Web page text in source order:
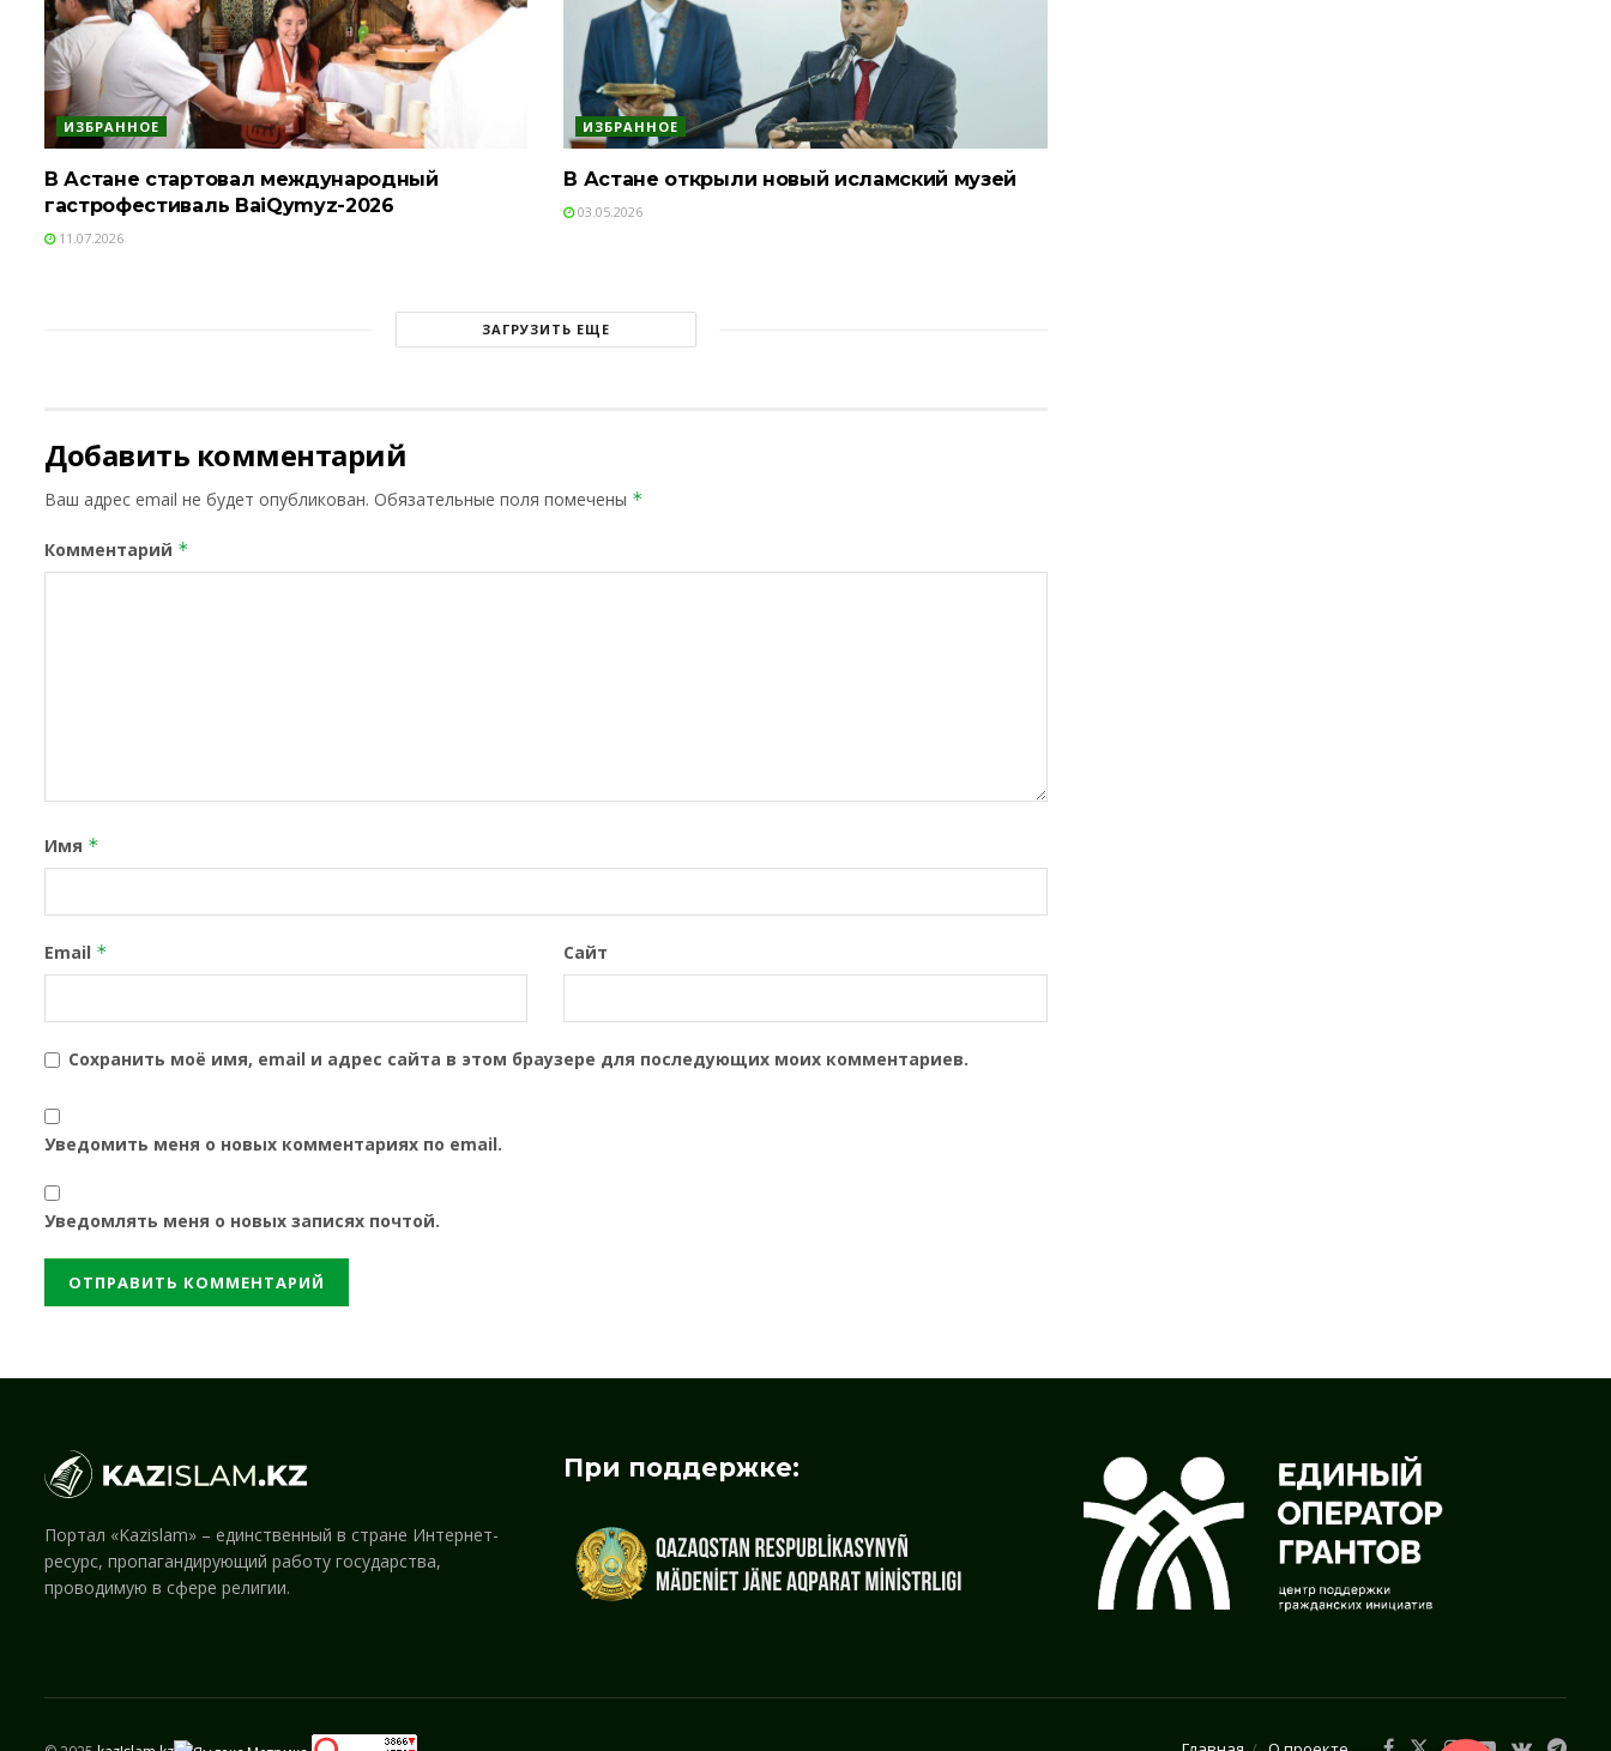
ИЗБРАННОЕ
В Астане стартовал международный
гастрофестиваль BaiQymyz-2026
11.07.2026
ИЗБРАННОЕ
В Астане открыли новый исламский музей
03.05.2026
ЗАГРУЗИТЬ ЕЩЕ
Добавить комментарий
Ваш адрес email не будет опубликован. Обязательные поля помечены *
Комментарий *
Имя *
Email * Сайт
Сохранить моё имя, email и адрес сайта в этом браузере для последующих моих комментариев.
Уведомить меня о новых комментариях по email.
Уведомлять меня о новых записях почтой.
Портал «Kazislam» – единственный в стране Интернет-
ресурс, пропагандирующий работу государства,
проводимую в сфере религии.
При поддержке: